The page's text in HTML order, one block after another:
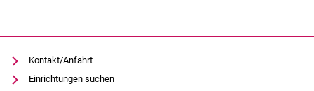
Kontakt/Anfahrt
Einrichtungen suchen